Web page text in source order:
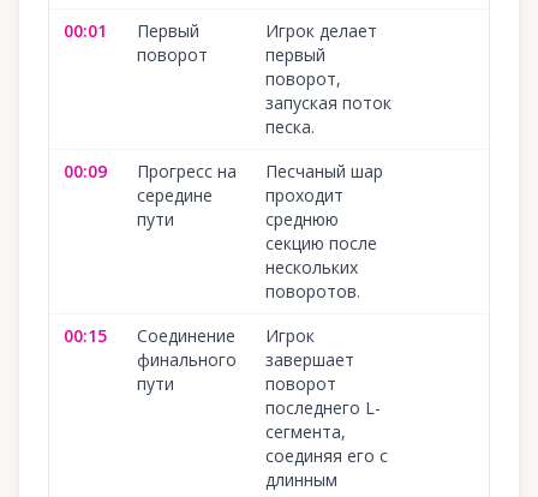
00:01
Первый
поворот
Игрок делает
первый
поворот,
запуская поток
песка.
00:09
Прогресс на
середине
пути
Песчаный шар
проходит
среднюю
секцию после
нескольких
поворотов.
00:15
Соединение
финального
пути
Игрок
завершает
поворот
последнего L-
сегмента,
соединяя его с
длинным